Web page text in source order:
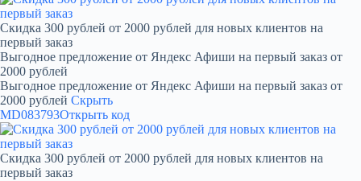
Скидка 300 рублей от 2000 рублей для новых клиентов на
первый заказ
Выгодное предложение от Яндекс Афиши на первый заказ от
2000 рублей
Выгодное предложение от Яндекс Афиши на первый заказ от
2000 рублей Скрыть
MD083793Открыть код
Скидка 300 рублей от 2000 рублей для новых клиентов на
первый заказ